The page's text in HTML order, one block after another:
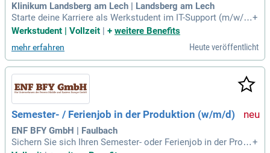
Klinikum Landsberg am Lech | Landsberg am Lech
Starte deine Karriere als Werkstudent im IT-Support (m/w/d)
bei uns! Unser dynamisches IT-Team betreut über 1.000 Nut
nd Linux-Systemen. Du wirst in einer innovativen Umgebung
arbeiten, die die digitale Transformation im Klinikum Landsb
erg am Lech vorantreibt. Deine Aufgaben umfassen die Unte
rstützung im Vor-Ort-Support sowie die Bearbeitung von Sup
port-Tickets. Zudem wirst du bei der Durchführung von Supe
ruser-Trainings und der Dokumentation von Prozessen mitw
irken. Werde Teil unseres engagierten Teams und gestalte d
ie Zukunft der Patientenversorgung aktiv mit!
+
Werkstudent | Vollzeit
+ weitere Benefits
mehr erfahren Heute veröffentlicht
Semester- / Ferienjob in der Produktion (w/m/d)
ENF BFY GmbH | Faulbach
Sichern Sie sich Ihren Semester- oder Ferienjob in der Produ+